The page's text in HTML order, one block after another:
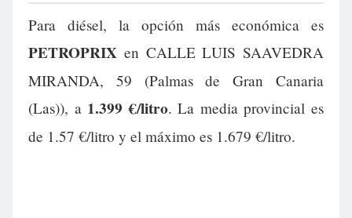
Para diésel, la opción más económica es
PETROPRIX en CALLE LUIS SAAVEDRA
MIRANDA, 59 (Palmas de Gran Canaria
(Las)), a 1.399 €/litro. La media provincial es
de 1.57 €/litro y el máximo es 1.679 €/litro.